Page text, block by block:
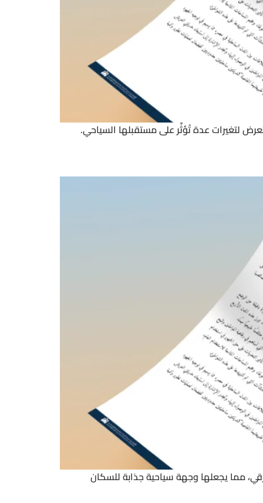
لتغيرات عدة تُؤثِّر على مستقبلها السياحي.
مما يجعلها وجهة سياحية جذابة للسكان